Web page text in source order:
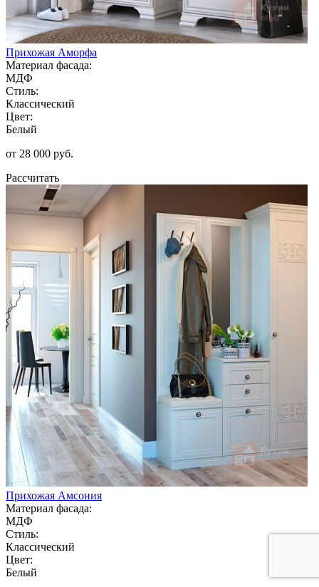
Прихожая Аморфа
Материал фасада:
МДФ
Стиль:
Классический
Цвет:
Белый
от 28 000 руб.
Рассчитать
Прихожая Амсония
Материал фасада:
МДФ
Стиль:
Классический
Цвет:
Белый